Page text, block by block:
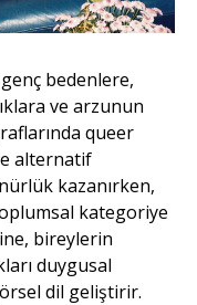
genç bedenlere,
ve arzunun
queer
alternatif
kazanırken,
kategoriye
bireylerin
duygusal
dil geliştirir.